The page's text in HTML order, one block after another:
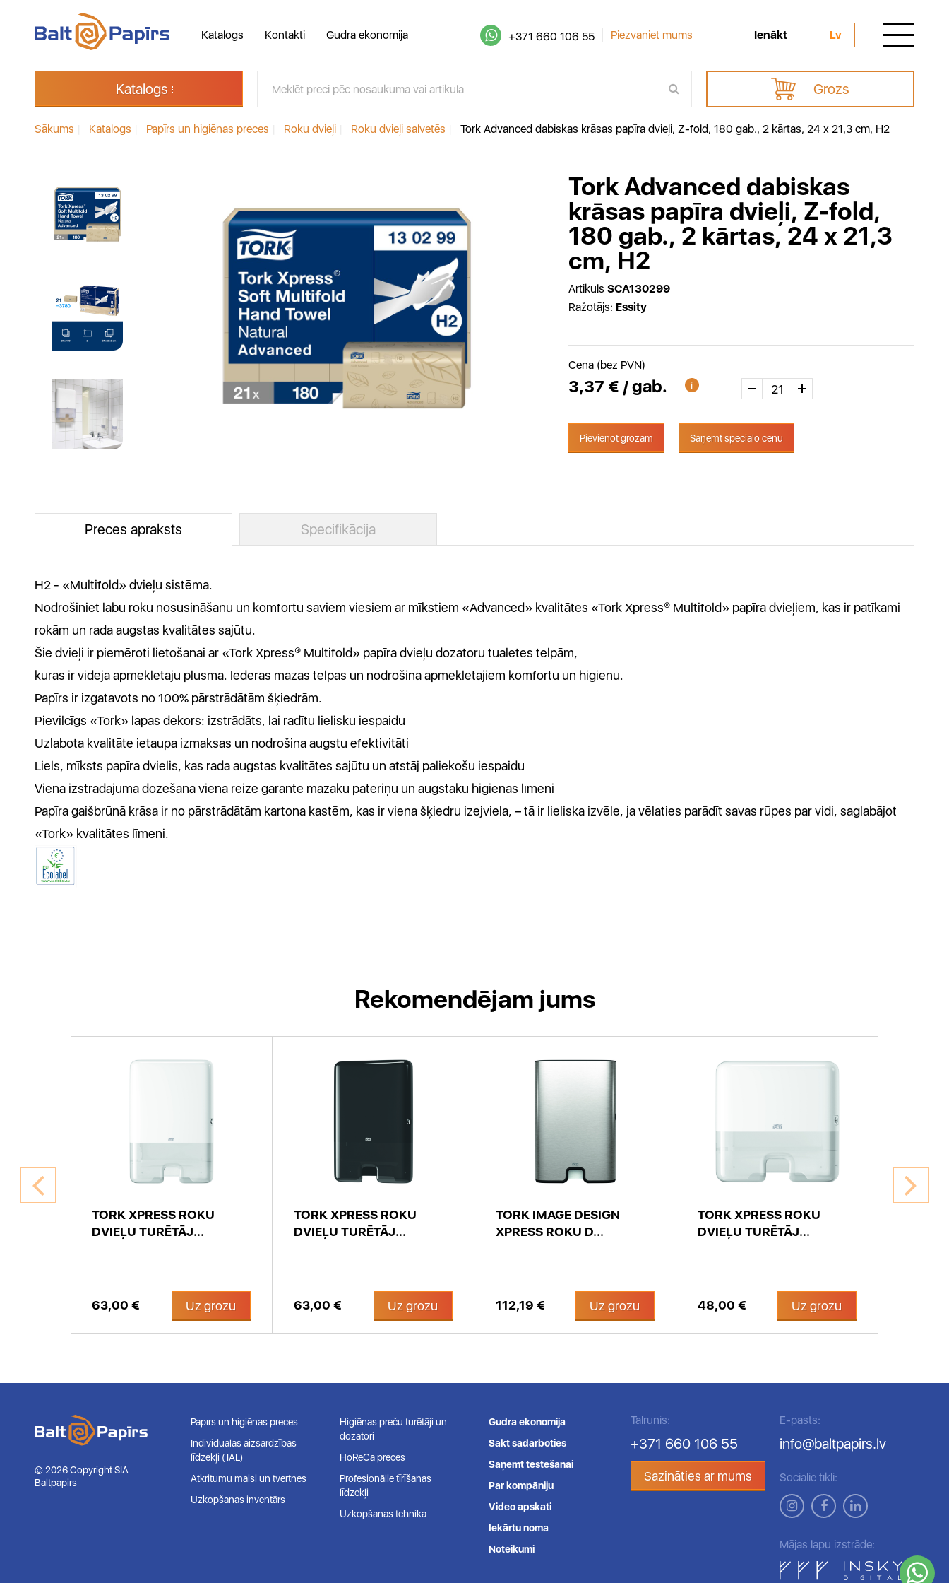
Katalogs Kontakti Gudra ekonomija +371 660 106 55 Piezvaniet mums Ienākt Lv
Katalogs Grozs
Sākums Katalogs Papīrs un higiēnas preces Roku dvieļi Roku dvieļi salvetēs Tork Advanced dabiskas krāsas papīra dvieļi, Z-fold, 180 gab., 2 kārtas, 24 x 21,3 cm, H2
Tork Advanced dabiskas
krāsas papīra dvieļi, Z-fold,
180 gab., 2 kārtas, 24 x 21,3
cm, H2
Artikuls SCA130299
Ražotājs: Essity
Cena (bez PVN)
3,37 € / gab.
Pievienot grozam Saņemt speciālo cenu
Preces apraksts Specifikācija
H2 - «Multifold» dvieļu sistēma.
Nodrošiniet labu roku nosusināšanu un komfortu saviem viesiem ar mīkstiem «Advanced» kvalitātes «Tork Xpress® Multifold» papīra dvieļiem, kas ir patīkami
rokām un rada augstas kvalitātes sajūtu.
Šie dvieļi ir piemēroti lietošanai ar «Tork Xpress® Multifold» papīra dvieļu dozatoru tualetes telpām,
kurās ir vidēja apmeklētāju plūsma. Iederas mazās telpās un nodrošina apmeklētājiem komfortu un higiēnu.
Papīrs ir izgatavots no 100% pārstrādātām šķiedrām.
Pievilcīgs «Tork» lapas dekors: izstrādāts, lai radītu lielisku iespaidu
Uzlabota kvalitāte ietaupa izmaksas un nodrošina augstu efektivitāti
Liels, mīksts papīra dvielis, kas rada augstas kvalitātes sajūtu un atstāj paliekošu iespaidu
Viena izstrādājuma dozēšana vienā reizē garantē mazāku patēriņu un augstāku higiēnas līmeni
Papīra gaišbrūnā krāsa ir no pārstrādātām kartona kastēm, kas ir viena šķiedru izejviela, – tā ir lieliska izvēle, ja vēlaties parādīt savas rūpes par vidi, saglabājot
«Tork» kvalitātes līmeni.
Rekomendējam jums
TORK XPRESS ROKU
DVIEĻU TURĒTĀJ...
63,00 € Uz grozu
TORK XPRESS ROKU
DVIEĻU TURĒTĀJ...
63,00 € Uz grozu
TORK IMAGE DESIGN
XPRESS ROKU D...
112,19 € Uz grozu
TORK XPRESS ROKU
DVIEĻU TURĒTĀJ...
48,00 € Uz grozu
© 2026 Copyright SIA
Baltpapirs
Papīrs un higiēnas preces
Individuālas aizsardzības
līdzekļi ( IAL)
Atkritumu maisi un tvertnes
Uzkopšanas inventārs
Higiēnas preču turētāji un
dozatori
HoReCa preces
Profesionālie tīrīšanas
līdzekļi
Uzkopšanas tehnika
Gudra ekonomija
Sākt sadarboties
Saņemt testēšanai
Par kompāniju
Video apskati
Iekārtu noma
Noteikumi
Tālrunis:
+371 660 106 55
Sazināties ar mums
E-pasts:
info@baltpapirs.lv
Sociālie tīkli:
Mājas lapu izstrāde: